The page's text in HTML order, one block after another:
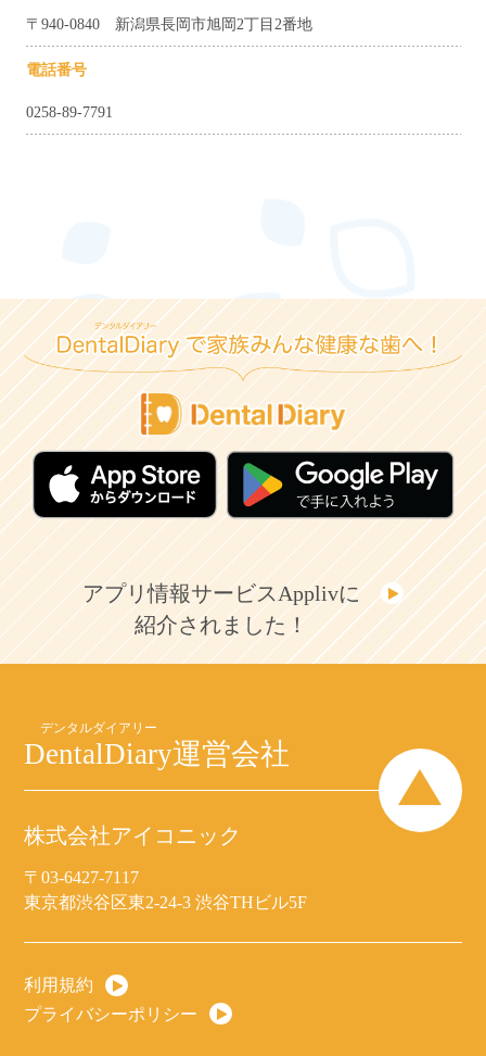
〒940-0840 新潟県長岡市旭岡2丁目2番地
電話番号
0258-89-7791
アプリ情報サービスApplivに
紹介されました！
DentalDiary運営会社
株式会社アイコニック
〒03-6427-7117
東京都渋谷区東2-24-3 渋谷THビル5F
利用規約
プライバシーポリシー